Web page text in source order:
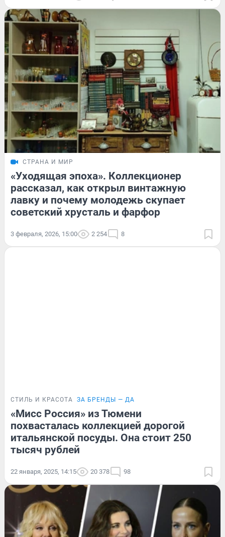
СТРАНА И МИР
«Уходящая эпоха». Коллекционер
рассказал, как открыл винтажную
лавку и почему молодежь скупает
советский хрусталь и фарфор
3 февраля, 2026, 15:00 2 254 8
СТИЛЬ И КРАСОТА ЗА БРЕНДЫ — ДА
«Мисс Россия» из Тюмени
похвасталась коллекцией дорогой
итальянской посуды. Она стоит 250
тысяч рублей
22 января, 2025, 14:15 20 378 98